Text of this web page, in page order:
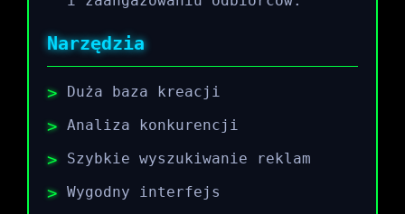
Narzędzia
Duża baza kreacji
Analiza konkurencji
Szybkie wyszukiwanie reklam
Wygodny interfejs